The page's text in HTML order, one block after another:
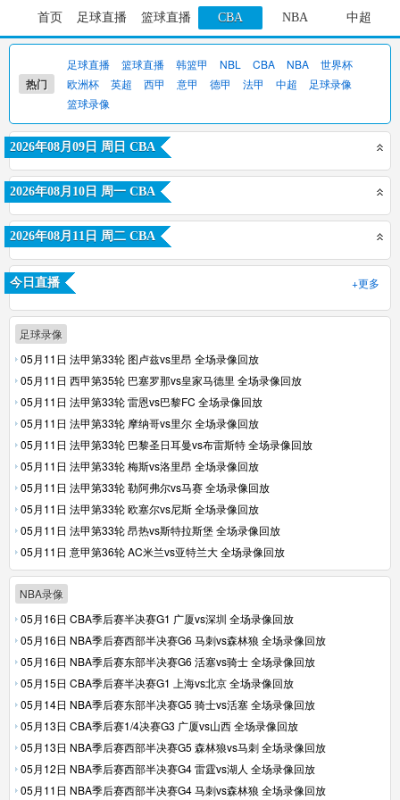
首页 足球直播 篮球直播 CBA NBA 中超
热门
足球直播 篮球直播 韩篮甲 NBL CBA NBA
世界杯
欧洲杯
英超 西甲 意甲 德甲 法甲 中超
足球录像
篮球录像
2026年08月09日 周日 CBA
2026年08月10日 周一 CBA
2026年08月11日 周二 CBA
今日直播 +更多
足球录像
05月11日 法甲第33轮 图卢兹vs里昂 全场录像回放
05月11日 西甲第35轮 巴塞罗那vs皇家马德里 全场录像回放
05月11日 法甲第33轮 雷恩vs巴黎FC 全场录像回放
05月11日 法甲第33轮 摩纳哥vs里尔 全场录像回放
05月11日 法甲第33轮 巴黎圣日耳曼vs布雷斯特 全场录像回放
05月11日 法甲第33轮 梅斯vs洛里昂 全场录像回放
05月11日 法甲第33轮 勒阿弗尔vs马赛 全场录像回放
05月11日 法甲第33轮 欧塞尔vs尼斯 全场录像回放
05月11日 法甲第33轮 昂热vs斯特拉斯堡 全场录像回放
05月11日 意甲第36轮 AC米兰vs亚特兰大 全场录像回放
NBA录像
05月16日 CBA季后赛半决赛G1 广厦vs深圳 全场录像回放
05月16日 NBA季后赛西部半决赛G6 马刺vs森林狼 全场录像回放
05月16日 NBA季后赛东部半决赛G6 活塞vs骑士 全场录像回放
05月15日 CBA季后赛半决赛G1 上海vs北京 全场录像回放
05月14日 NBA季后赛东部半决赛G5 骑士vs活塞 全场录像回放
05月13日 CBA季后赛1/4决赛G3 广厦vs山西 全场录像回放
05月13日 NBA季后赛西部半决赛G5 森林狼vs马刺 全场录像回放
05月12日 NBA季后赛西部半决赛G4 雷霆vs湖人 全场录像回放
05月11日 NBA季后赛西部半决赛G4 马刺vs森林狼 全场录像回放